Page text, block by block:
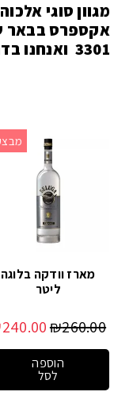
מגוון סוגי
אקספרס בבאר
3301 ואנחנו בדרך אליכם.
מארז וודקה בלוגה
ליטר
₪260.00
240.00
הוספה
לסל